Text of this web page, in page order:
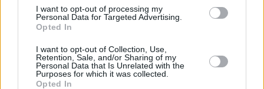
I want to opt-out of processing my
Personal Data for Targeted Advertising.
Opted In
I want to opt-out of Collection, Use,
Retention, Sale, and/or Sharing of my
Personal Data that Is Unrelated with the
Purposes for which it was collected.
Opted In